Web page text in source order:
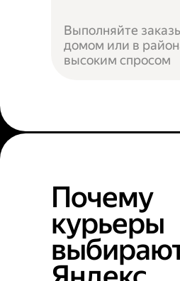
Выполняйте
домом или в
высоким спросом
Почему
курьеры